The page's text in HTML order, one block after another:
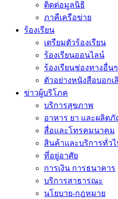
ติดต่อมูลนิธิ
ภาคีเครือข่าย
ร้องเรียน
เตรียมตัวร้องเรียน
ร้องเรียนออนไลน์
ร้องเรียนช่องทางอื่นๆ
ตัวอย่างหนังสือบอก
ข่าวผู้บริโภค
บริการสุขภาพ
อาหาร ยา และผลิต
สื่อและโทรคมนาคม
สินค้าและบริการทั่วไ
ที่อยู่อาศัย
การเงิน การธนาคาร
บริการสาธารณะ
นโยบาย-กฎหมาย